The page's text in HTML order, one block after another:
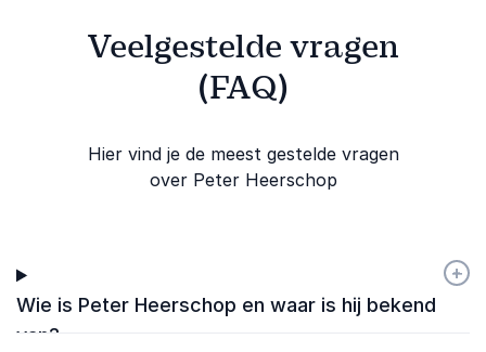
Veelgestelde vragen
(FAQ)
Hier vind je de meest gestelde vragen
over Peter Heerschop
Wie is Peter Heerschop en waar is hij bekend
van?
+
-